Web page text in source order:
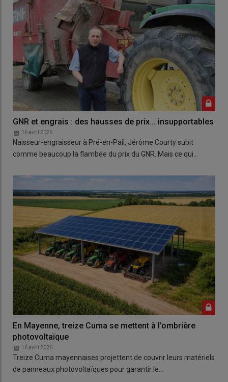
GNR et engrais : des hausses de prix... insupportables
16 avril 2026
Naisseur-engraisseur à Pré-en-Pail, Jérôme Courty subit
comme beaucoup la flambée du prix du GNR. Mais ce qui…
En Mayenne, treize Cuma se mettent à l'ombrière
photovoltaïque
16 avril 2026
Treize Cuma mayennaises projettent de couvrir leurs matériels
de panneaux photovoltaïques pour garantir le…